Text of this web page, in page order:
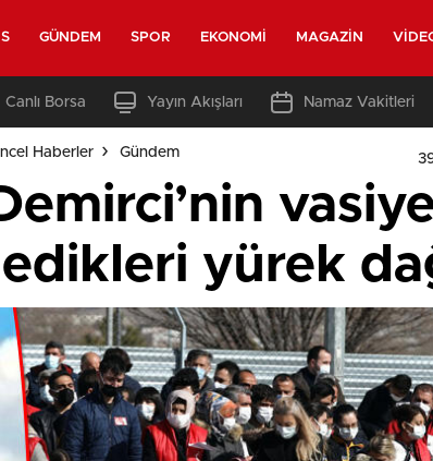
GÜNDEM SPOR EKONOMI MAGAZIN
Canlı Borsa Yayın Akışları Namaz Vakitleri
Haberler Gündem
yürek